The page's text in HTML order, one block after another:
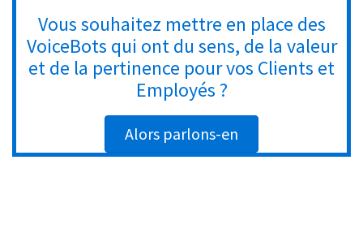
Vous souhaitez mettre en place des
VoiceBots qui ont du sens, de la valeur
et de la pertinence pour vos Clients et
Employés ?
Alors parlons-en